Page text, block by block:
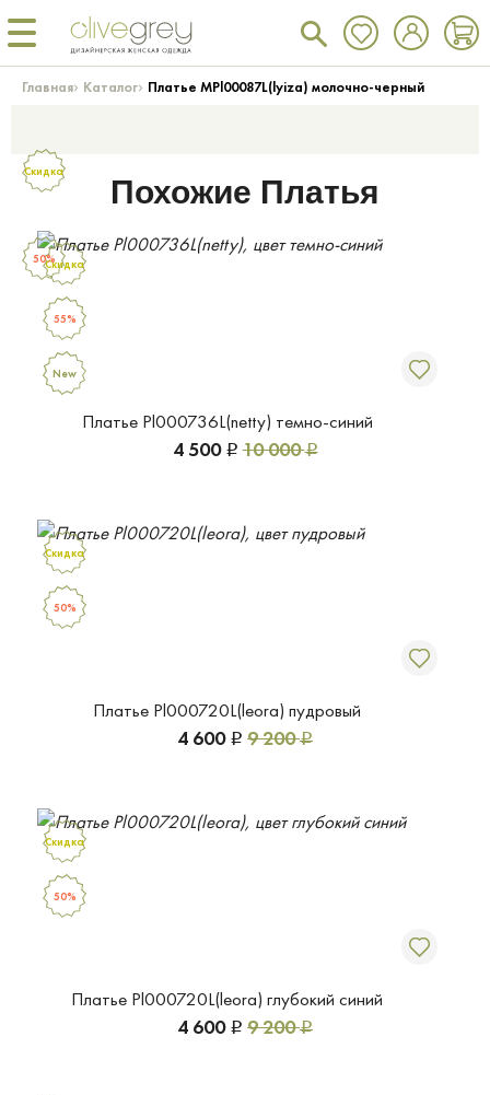
Главная› Каталог› Платье MPl00087L(lyiza) молочно-черный
Скидка
50%
Похожие Платья
Платье Pl000736L(netty) темно-синий
4 500 Р 10 000Р
Скидка
55%
New
Платье Pl000720L(leora) пудровый
4 600 Р 9 200Р
Скидка
50%
Платье Pl000720L(leora) глубокий синий
4 600 Р 9 200Р
Скидка
50%